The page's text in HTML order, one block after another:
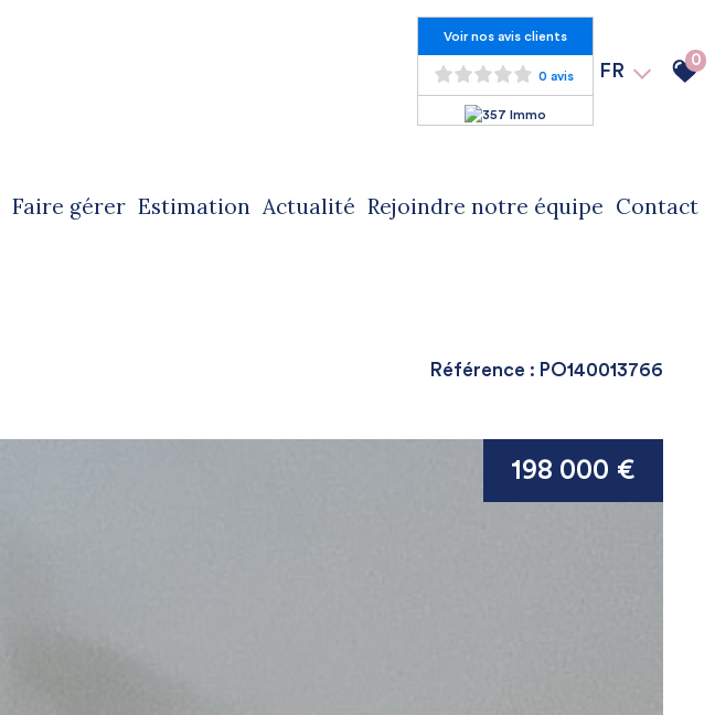
Voir nos avis clients
0 avis FR
0
faire gérer estimation actualité rejoindre notre équipe contact
Référence : PO140013766
198 000 €